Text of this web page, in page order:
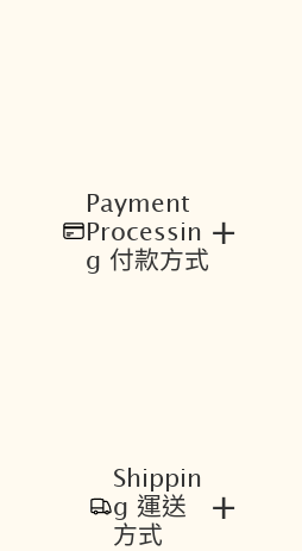
Payment
Processin
g 付款方式
+
Shippin
g 運送
方式
+